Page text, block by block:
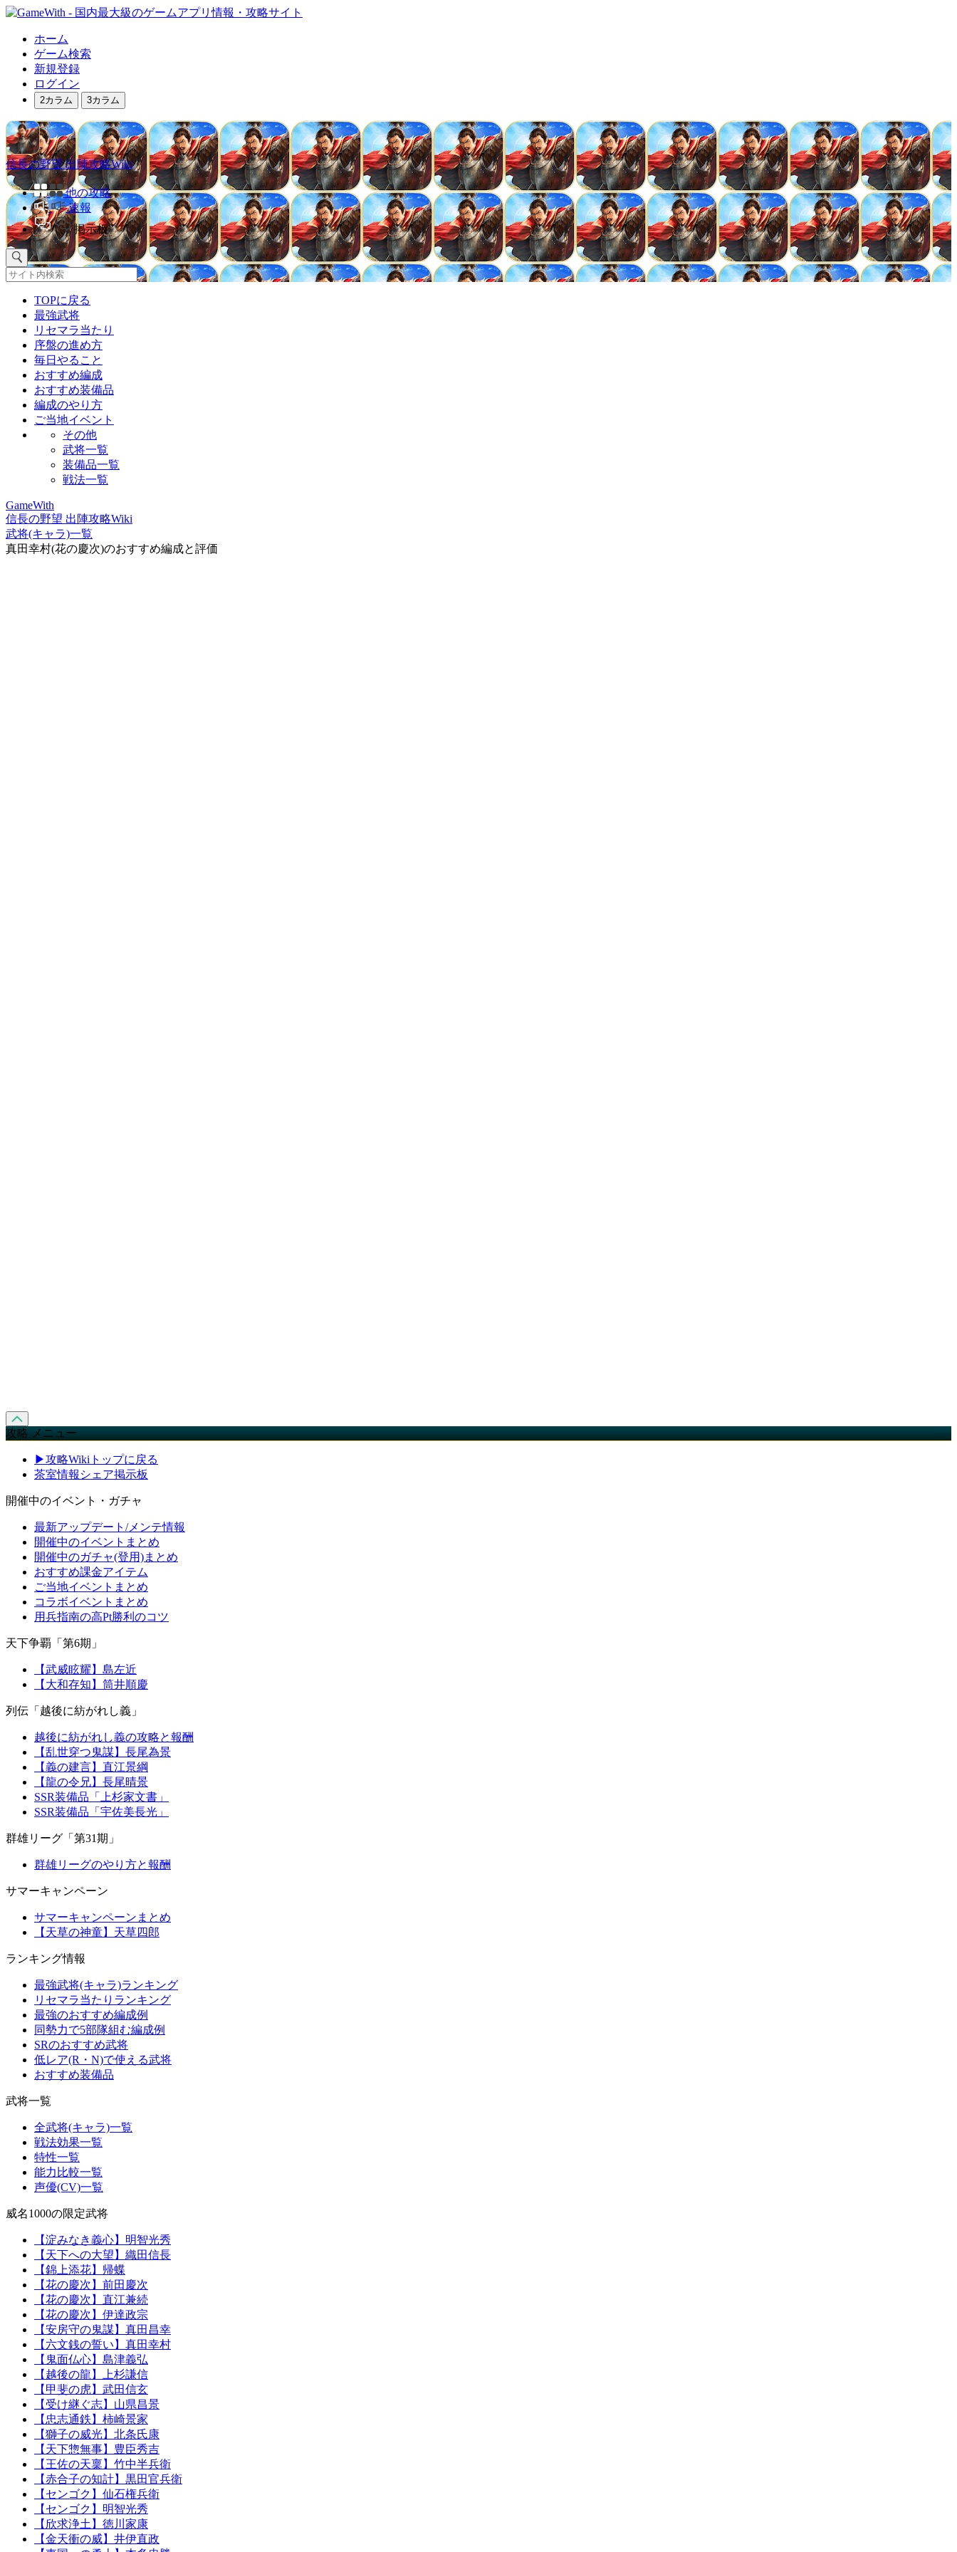
ホーム
ゲーム検索
新規登録
ログイン
2カラム 3カラム
信長の野望 出陣攻略Wiki
他の攻略
速報
掲示板
TOPに戻る
最強武将
リセマラ当たり
序盤の進め方
毎日やること
おすすめ編成
おすすめ装備品
編成のやり方
ご当地イベント
その他
武将一覧
装備品一覧
戦法一覧
GameWith
信長の野望 出陣攻略Wiki
武将(キャラ)一覧
真田幸村(花の慶次)のおすすめ編成と評価
攻略 メニュー
▶攻略Wikiトップに戻る
茶室情報シェア掲示板
開催中のイベント・ガチャ
最新アップデート/メンテ情報
開催中のイベントまとめ
開催中のガチャ(登用)まとめ
おすすめ課金アイテム
ご当地イベントまとめ
コラボイベントまとめ
用兵指南の高Pt勝利のコツ
天下争覇「第6期」
【武威眩耀】島左近
【大和存知】筒井順慶
列伝「越後に紡がれし義」
越後に紡がれし義の攻略と報酬
【乱世穿つ鬼謀】長尾為景
【義の建言】直江景綱
【龍の令兄】長尾晴景
SSR装備品「上杉家文書」
SSR装備品「宇佐美長光」
群雄リーグ「第31期」
群雄リーグのやり方と報酬
サマーキャンペーン
サマーキャンペーンまとめ
【天草の神童】天草四郎
ランキング情報
最強武将(キャラ)ランキング
リセマラ当たりランキング
最強のおすすめ編成例
同勢力で5部隊組む編成例
SRのおすすめ武将
低レア(R・N)で使える武将
おすすめ装備品
武将一覧
全武将(キャラ)一覧
戦法効果一覧
特性一覧
能力比較一覧
声優(CV)一覧
威名1000の限定武将
【淀みなき義心】明智光秀
【天下への大望】織田信長
【錦上添花】帰蝶
【花の慶次】前田慶次
【花の慶次】直江兼続
【花の慶次】伊達政宗
【安房守の鬼謀】真田昌幸
【六文銭の誓い】真田幸村
【鬼面仏心】島津義弘
【越後の龍】上杉謙信
【甲斐の虎】武田信玄
【受け継ぐ志】山県昌景
【忠志通鉄】柿崎景家
【獅子の威光】北条氏康
【天下惣無事】豊臣秀吉
【王佐の天稟】竹中半兵衛
【赤合子の知計】黒田官兵衛
【センゴク】仙石権兵衛
【センゴク】明智光秀
【欣求浄土】徳川家康
【金天衝の威】井伊直政